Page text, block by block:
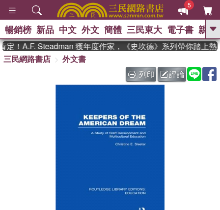
5
GO
、 如果歷史是一群喵 、 暑期
國際布克獎 臺灣漫遊錄 、 方
暢銷榜 新品 中文 外文 簡體 三民東大 電子書 親子
！A.F. Steadman 獲年度作家，《史坎德》系列帶你踏上熱
三民網路書店
外文書
列印
評論